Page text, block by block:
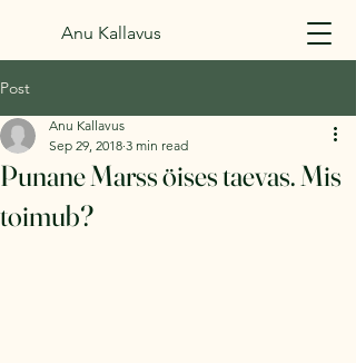
Anu Kallavus
Post
Punane Marss öises taevas. Mis
toimub?
Anu Kallavus
Sep 29, 2018 3 min read